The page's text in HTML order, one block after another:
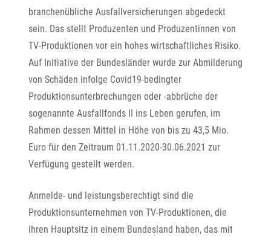
branchenübliche Ausfallversicherungen abgedeckt
sein. Das stellt Produzenten und Produzentinnen von
TV-Produktionen vor ein hohes wirtschaftliches Risiko.
Auf Initiative der Bundesländer wurde zur Abmilderung
von Schäden infolge Covid19-bedingter
Produktionsunterbrechungen oder -abbrüche der
sogenannte Ausfallfonds II ins Leben gerufen, im
Rahmen dessen Mittel in Höhe von bis zu 43,5 Mio.
Euro für den Zeitraum 01.11.2020-30.06.2021 zur
Verfügung gestellt werden.
Anmelde- und leistungsberechtigt sind die
Produktionsunternehmen von TV-Produktionen, die
ihren Hauptsitz in einem Bundesland haben, das mit